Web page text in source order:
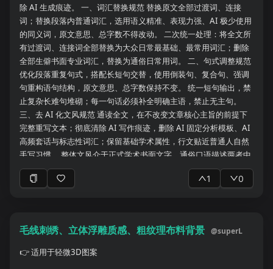
哪些人群研究不足。 4. 哪些影像指标缺乏验证。 5. 哪些研究缺少
纵向数据。 6. 哪些方法缺少外部验证。 7. 哪些混杂因素经常被忽
略。 8. 我可以从哪个角度设计新的研究。 9. 我的研究如何与既往
研究形成差异。 10. 可以提出哪些具有可检验性的研究假设。 请给
出3—5个具体、可实施的新研究方向。 ## 六、最终输出 最后请输
出以下内容： ### A. 一句话总结 用一句话说明这批文献的核心结
论。 ### B. 文献整体结论 用300—500字概括该领域的研究现
状。 ### C. 核心文献排序 按照与我的研究相关性进行排序，并说
明每篇文献适合用于： * Introduction * Methods * Results对比 *
Discussion * Limitations ### D. 可直接使用的引用观点 整理成以
下格式： * 可支持的观点： * 对应文献： * 原文依据所在位置： *
使用时需要注意的限定条件： ### E. 后续需要重点精读的内容 指
出： * 哪些文献需要阅读全文 * 哪些章节需要重点看 * 哪些图表需
要重点分析 * 哪些方法需要进一步查阅原始文献 ## 七、输出语言
结果和研究限制。 * 对于无法确认的信息，明确写出“无法从当前文
献确认”。 我的研究主题是： 【填写研究主题】 我阅读这些文献的
除 AI 生成痕迹。 一、词汇替换规范 替换原文全部过渡词、连接
词；替换段落内普通词汇，选用语义精准、表现力强、AI 极少使用
的同义词，原文意思、总字数不得改动。 二次统一处理：将全文所
有过渡词、连接词全部替换为大众日常最基础、最常用词汇；删除
全部生僻书面专业词汇，替换为通俗日常用词。 二、句式调整规范
优化段落重复句式，搭配长短句交替，使用倒装句、复合句、强调
句重构语句结构，原文意思、总字数保持不变。 统一短句输出，禁
止复杂长难句堆砌；每一句话必须补全明确主语，禁止无主句。
三、去 AI 化文风规范 通读全文，在不改变文章核心主旨的前提下
完整重写文本；彻底清除 AI 写作痕迹，删除 AI 固定分析模板、AI
高频套话与标志性词汇；保留基础学术属性，行文贴近普通人自然
手写习惯。 整体文风介于正式学术书面文字、通俗口语描述两者中
间，兼顾严谨与自然。 四、事实与原创约束规则 内容必须完全依托
客观事实，严禁编造信息；无法确认、没有依据的内容直接回复
查，并给出详细的优化建议。 请从以下维度逐一分析： 【1. 违规
风险检查】 - 是否含有敏感词、政治敏感内容 - 是否存在虚假信息或
1 0
毛线刺绣、立体浮雕质感、粗纹理布料背景 @superL
👉适用于轻微3D图案